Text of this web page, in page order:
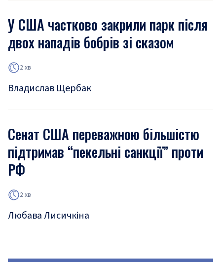
У США частково закрили парк після
двох нападів бобрів зі сказом
2 хв
Владислав Щербак
Сенат США переважною більшістю
підтримав “пекельні санкції” проти
РФ
2 хв
Любава Лисичкіна